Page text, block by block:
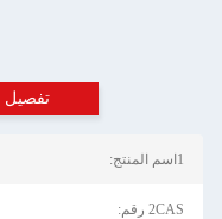
تفصيل
1اسم المنتج:
2CAS رقم: